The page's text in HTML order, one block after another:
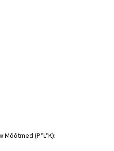
Mõõtmed (P*L*K):